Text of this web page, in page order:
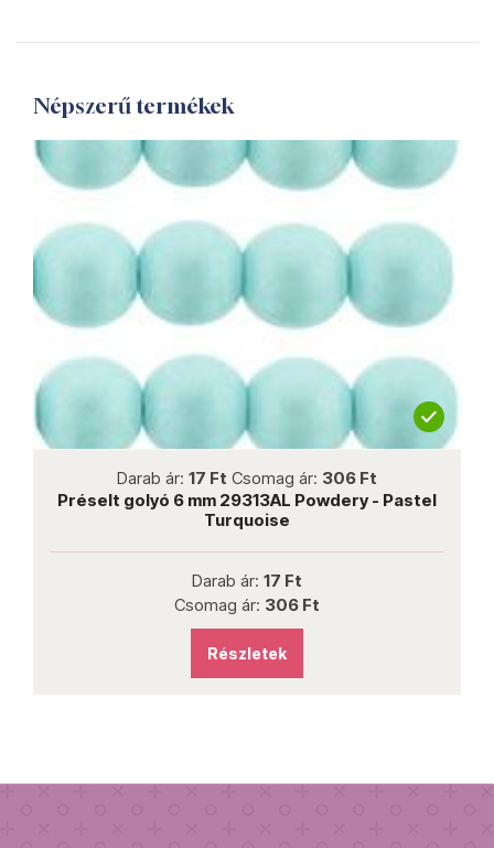
Népszerű termékek
Darab ár: 17 Ft Csomag ár: 306 Ft
Préselt golyó 6 mm 29313AL Powdery - Pastel
Turquoise
Darab ár: 17 Ft
Csomag ár: 306 Ft
Részletek